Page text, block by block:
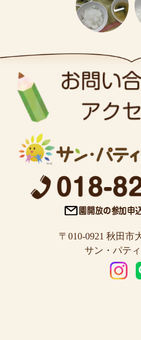
〒010-0921 秋田市
サン・パテ